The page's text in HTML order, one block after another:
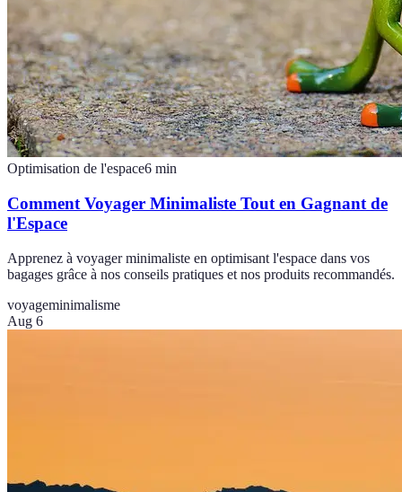
Optimisation de l'espace6 min
Comment Voyager Minimaliste Tout en Gagnant de
l'Espace
Apprenez à voyager minimaliste en optimisant l'espace dans vos
bagages grâce à nos conseils pratiques et nos produits recommandés.
voyageminimalisme
Aug 6